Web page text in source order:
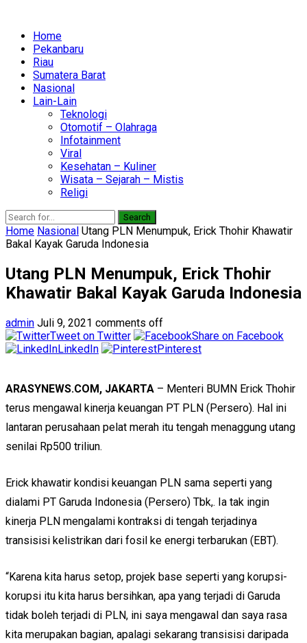
Home
Pekanbaru
Riau
Sumatera Barat
Nasional
Lain-Lain
Teknologi
Otomotif – Olahraga
Infotainment
Viral
Kesehatan – Kuliner
Wisata – Sejarah – Mistis
Religi
Search
Home Nasional Utang PLN Menumpuk, Erick Thohir Khawatir
Bakal Kayak Garuda Indonesia
Utang PLN Menumpuk, Erick Thohir
Khawatir Bakal Kayak Garuda Indonesia
admin Juli 9, 2021 comments off
Tweet on Twitter
Share on Facebook
LinkedIn
Pinterest
ARASYNEWS.COM, JAKARTA – Menteri BUMN Erick Thohir
terus mengawal kinerja keuangan PT PLN (Persero). Hal ini
lantaran perusahaan pelat merah itu tengah menaggung utang
senilai Rp500 triliun.
Erick khawatir kondisi keuangan PLN sama seperti yang
dialami PT Garuda Indonesia (Persero) Tbk,. Ia tak ingin
kinerja PLN mengalami kontraksi di tengah terjadinya
transisisi kelistrikan dari fosil ke energi terbarukan (EBT).
“Karena kita harus setop, projek base seperti yang korupsi-
korupsi itu kita harus bersihkan, apa yang terjadi di Garuda
tidak boleh terjadi di PLN, ini saya mengawal dan saya rasa
kita merupakan bagian, apalagi sekarang transisisi daripada